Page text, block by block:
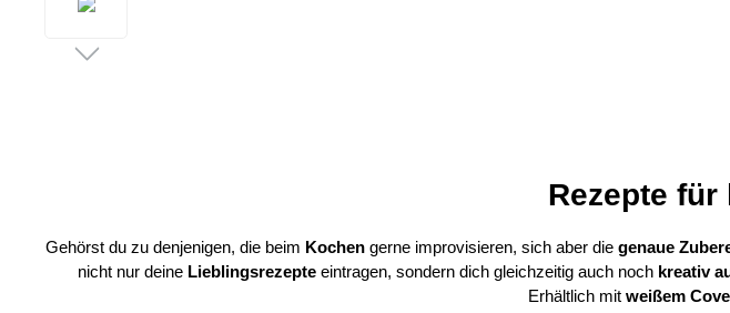
Rezepte
Gehörst du zu denjenigen, die beim Kochen gerne improvisieren, sich aber die genaue
nicht nur deine Lieblingsrezepteeintragen, sondern dich gleichzeitig auch noch kreativ
Erhältlich mit weißem